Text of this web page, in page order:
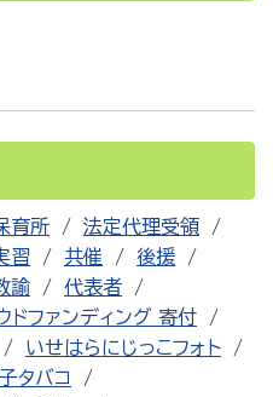
育所
法定代理受領
習 共催
後援
諭
代表者
ドファンディング 寄付
いせはらにじっこフォト
タバコ